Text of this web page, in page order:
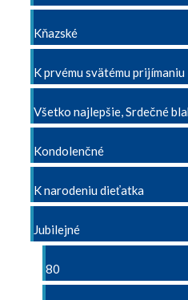
Kňazské
K prvému svätému prijímaniu
Všetko najlepšie, Srdečné
Kondolenčné
K narodeniu dieťatka
Jubilejné
80